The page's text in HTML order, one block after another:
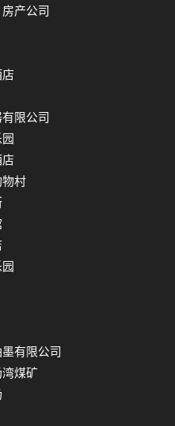
产公司
限公司
村
有限公司
煤矿